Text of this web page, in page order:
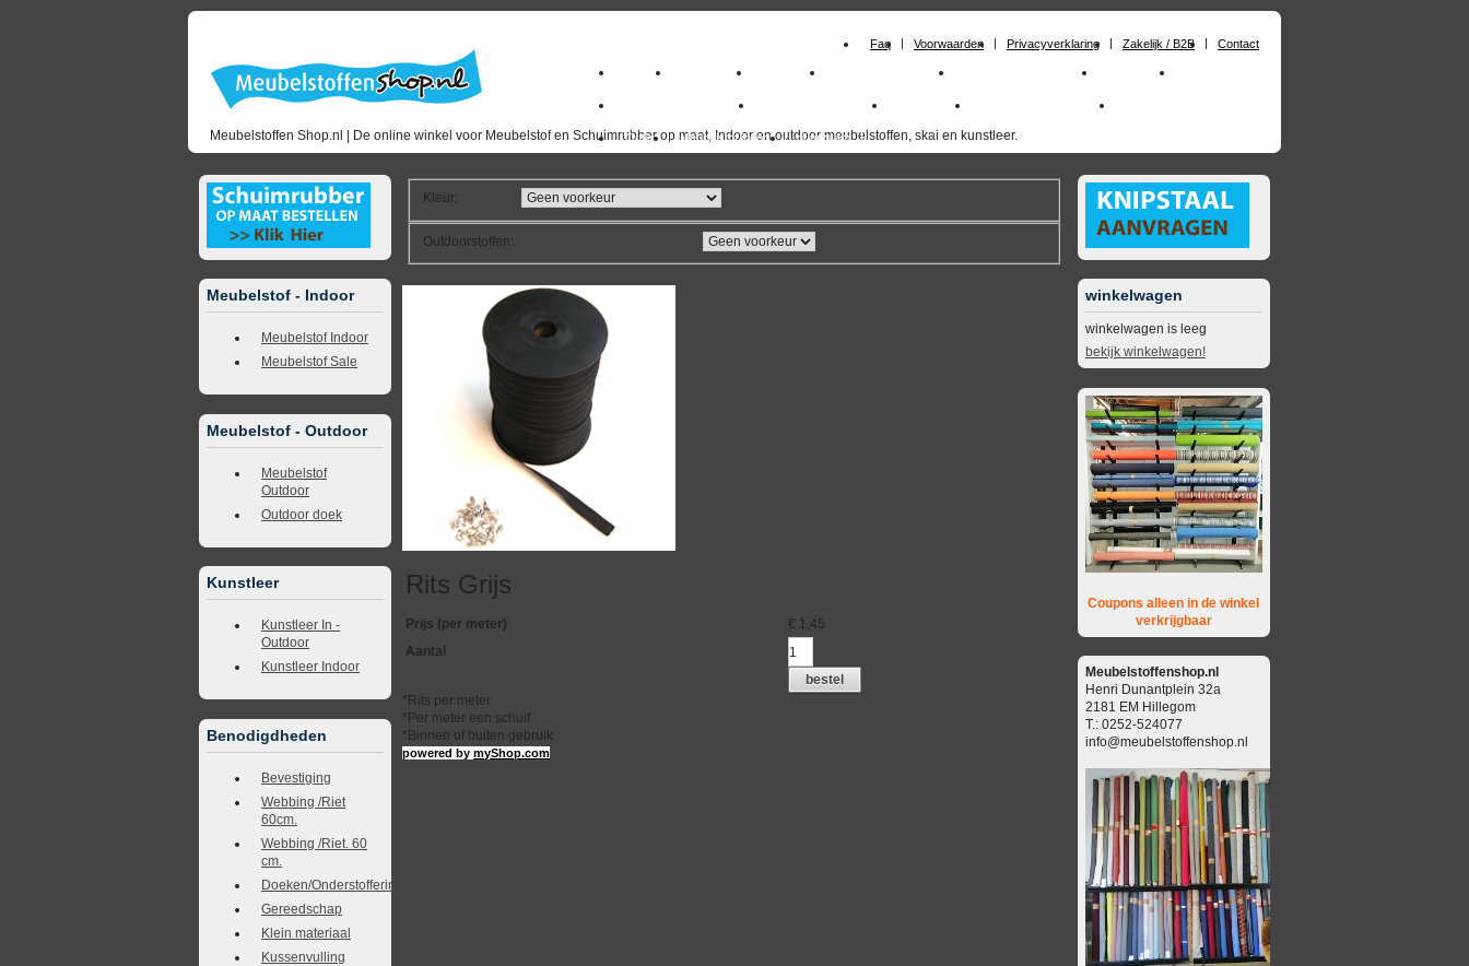
Faq Voorwaarden Privacyverklaring Zakelijk / B2B Contact
Meubelstoffen Shop.nl | De online winkel voor Meubelstof en Schuimrubber op maat, Indoor en outdoor meubelstoffen, skai en kunstleer.
Home Meubelstof Kunstleer Schuimrubberplaten Schuimrubber op maat Materialen
milano_outdoorstoffen skai kunstleer kopen outdoorstof skai_kunstleer outdoor
Outlet Meubelstof indoor duurzaam
Meubelstof - Indoor
Meubelstof Indoor
Meubelstof Sale
Meubelstof - Outdoor
Meubelstof
Outdoor
Outdoor doek
Kunstleer
Kunstleer In -
Outdoor
Kunstleer Indoor
Benodigdheden
Bevestiging
Webbing /Riet
60cm.
Webbing /Riet. 60
cm.
Doeken/Onderstoffering
Gereedschap
Klein materiaal
Kussenvulling
Kleur:
Outdoorstoffen:
Rits Grijs
Prijs (per meter) € 1,45
Aantal
bestel
*Rits per meter
*Per meter een schuif
*Binnen of buiten gebruik
powered bymyShop.com
winkelwagen
winkelwagen is leeg
bekijk winkelwagen!
Coupons alleen in de winkel
verkrijgbaar
Meubelstoffenshop.nl
Henri Dunantplein 32a
2181 EM Hillegom
T.: 0252-524077
info@meubelstoffenshop.nl